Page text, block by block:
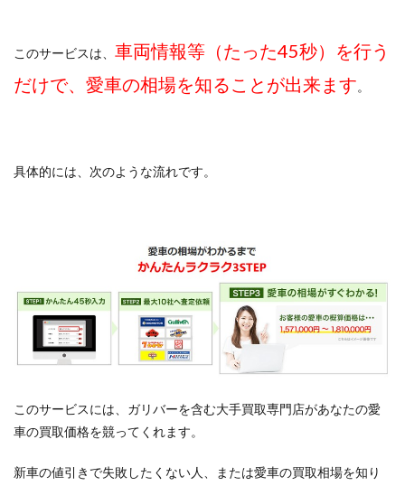
このサービスは、 車両情報等（たった45秒）を行う
だけで、愛車の相場を知ることが出来ます。
具体的には、次のような流れです。
このサービスには、ガリバーを含む大手買取専門店があなたの愛
車の買取価格を競ってくれます。
新車の値引きで失敗したくない人、または愛車の買取相場を知り